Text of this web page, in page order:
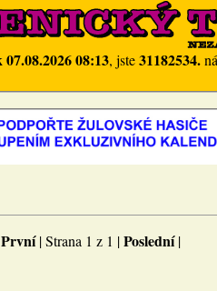
07.08.2026 08:13, jste31182534.
První| Strana 1 z 1 |Poslední|